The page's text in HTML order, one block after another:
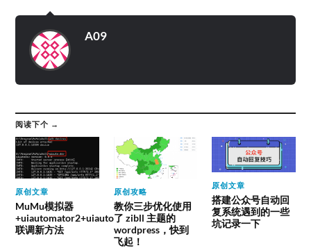
A09
阅读下个 →
原创文章
MuMu模拟器
+uiautomator2+uiauto
联调新方法
原创攻略
教你三步优化使用
了 zibll 主题的
wordpress，快到
飞起！
原创文章
搭建公众号自动回
复系统遇到的一些
坑记录一下